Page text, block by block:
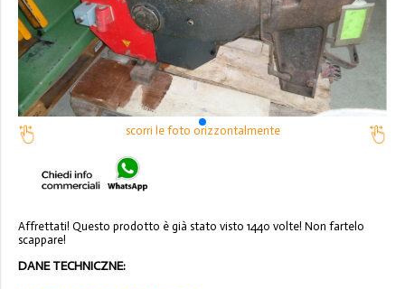
scorri le foto orizzontalmente
Affrettati! Questo prodotto è già stato visto 1440 volte! Non fartelo
scappare!
DANE TECHNICZNE: